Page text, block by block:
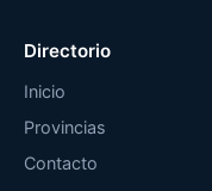
Directorio
Inicio
Provincias
Contacto